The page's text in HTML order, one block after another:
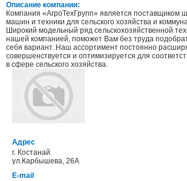
Описание компании:
Компания «АгроТехГрупп» является поставщиком
машин и техники для сельского хозяйства и
Широкий модельный ряд сельскохозяйственной
нашей компанией, поможет Вам без труда
себя вариант. Наш ассортимент постоянно
совершенствуется и оптимизируется для
в сфере сельского хозяйства.
Адрес
г. Костанай
ул.Карбышева, 26А
E-mail